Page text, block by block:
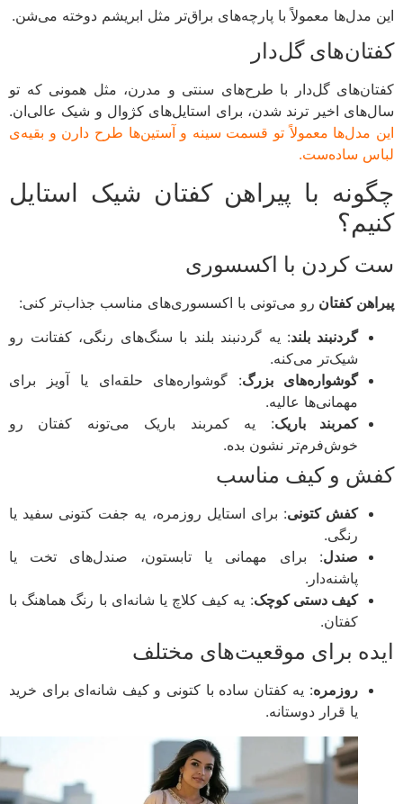
مدل‌ها معمولاً با پارچه‌های براق‌تر مثل ابریشم دوخته می‌شن.
گل‌دار
گل‌دار با طرح‌های سنتی و مدرن، مثل همونی که تو
اخیر ترند شدن، برای استایل‌های کژوال و شیک عالی‌ان.
مدل‌ها معمولاً تو قسمت سینه و آستین‌ها طرح دارن و بقیه‌ی
ساده‌ست.
با پیراهن کفتان شیک استایل
کردن با اکسسوری
کفتانرو می‌تونی با اکسسوری‌های مناسب جذاب‌تر کنی:
گردنبند بلند: یه گردنبند بلند با سنگ‌های رنگی، کفتانت رو
شیک‌تر می‌کنه.
گوشواره‌های بزرگ: گوشواره‌های حلقه‌ای یا آویز برای
مهمانی‌ها عالیه.
کمربند باریک: یه کمربند باریک می‌تونه کفتان رو
خوش‌فرم‌تر نشون بده.
و کیف مناسب
کفش کتونی: برای استایل روزمره، یه جفت کتونی سفید یا
رنگی.
صندل: برای مهمانی یا تابستون، صندل‌های تخت یا
پاشنه‌دار.
کیف دستی کوچک: یه کیف کلاچ یا شانه‌ای با رنگ هماهنگ با
کفتان.
برای موقعیت‌های مختلف
روزمره : یه کفتان ساده با کتونی و کیف شانه‌ای برای خرید
یا قرار دوستانه.